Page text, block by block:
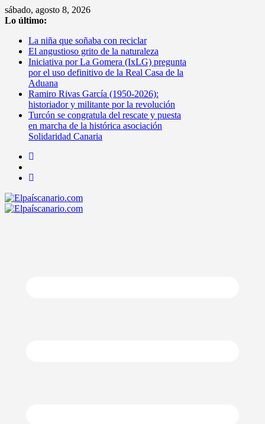
Saltar
al
sábado, agosto 8, 2026
Lo último:
La niña que soñaba con reciclar
El angustioso grito de la naturaleza
Iniciativa por La Gomera (IxLG) pregunta
por el uso definitivo de la Real Casa de la
Aduana
Ramiro Rivas García (1950-2026):
historiador y militante por la revolución
Turcón se congratula del rescate y puesta
en marcha de la histórica asociación
Solidaridad Canaria